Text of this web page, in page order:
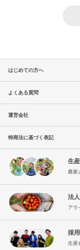
はじめての方へ
よくある質問
運営会社
特商法に基づく表記
生
農家
法
アラ
採
生産